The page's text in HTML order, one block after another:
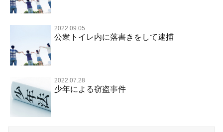
事件のことを秘密にしたい
被害届・告訴・告発されたら
業務妨害罪
公務執行妨害罪
逮捕・監禁
暴行・傷害
略取・誘拐・人身売買
監護者性交等罪
不同意わいせつ（旧 強制わいせつ，準強制わいせつ）
公然わいせつ罪，わいせつ物頒布等罪，淫行勧誘罪
児童ポルノ リベンジポルノ
盗撮，のぞき行為
窃盗罪
恐喝
盗品売買・譲り受け等
薬物事件 TOP
覚せい剤
危険ドラッグ
大麻
麻薬及び向精神薬
事件別－交通違反・交通事故
交通違反・交通事故 TOP
交通事故 交通違反と刑事事件
自転車事故
人身事故・死亡事故
無免許運転
その他 TOP
児童虐待・保護責任者遺棄
住居侵入等
銃刀法違反
国選弁護士と私選弁護士の違い
司法取引・刑事免責
取調べの注意点
少年事件の手続と特色
少年事件の処分
2022.09.05
公衆トイレ内に落書きをして逮捕
2022.07.28
少年による窃盗事件